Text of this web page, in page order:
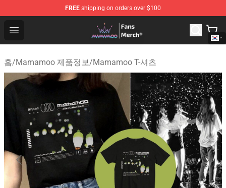
FREE shipping on orders over $100
Open menu
Mamamoo Store - Official Mamamoo Merchandise Shop
홈/Mamamoo 제품정보/Mamamoo T-셔츠